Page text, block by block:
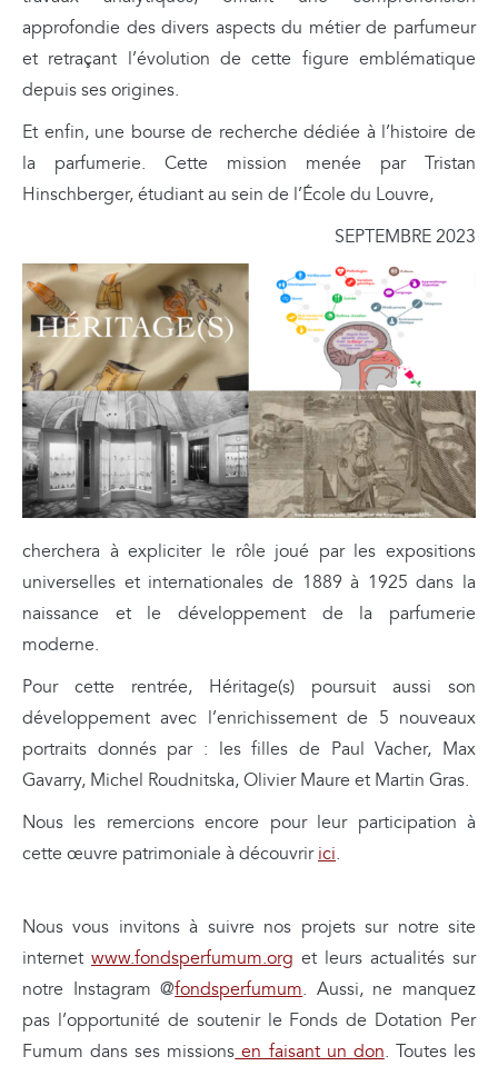
approfondie des divers aspects du métier de parfumeur
et retraçant l’évolution de cette figure emblématique
depuis ses origines.
Et enfin, une bourse de recherche dédiée à l’histoire de
la parfumerie. Cette mission menée par Tristan
Hinschberger, étudiant au sein de l’École du Louvre,
SEPTEMBRE 2023
cherchera à expliciter le rôle joué par les expositions
universelles et internationales de 1889 à 1925 dans la
naissance et le développement de la parfumerie
moderne.
Pour cette rentrée, Héritage(s) poursuit aussi son
développement avec l’enrichissement de 5 nouveaux
portraits donnés par : les filles de Paul Vacher, Max
Gavarry, Michel Roudnitska, Olivier Maure et Martin Gras.
Nous les remercions encore pour leur participation à
cette œuvre patrimoniale à découvrir ici.
Nous vous invitons à suivre nos projets sur notre site
internet www.fondsperfumum.org et leurs actualités sur
notre Instagram @fondsperfumum. Aussi, ne manquez
pas l’opportunité de soutenir le Fonds de Dotation Per
Fumum dans ses missions en faisant un don. Toutes les